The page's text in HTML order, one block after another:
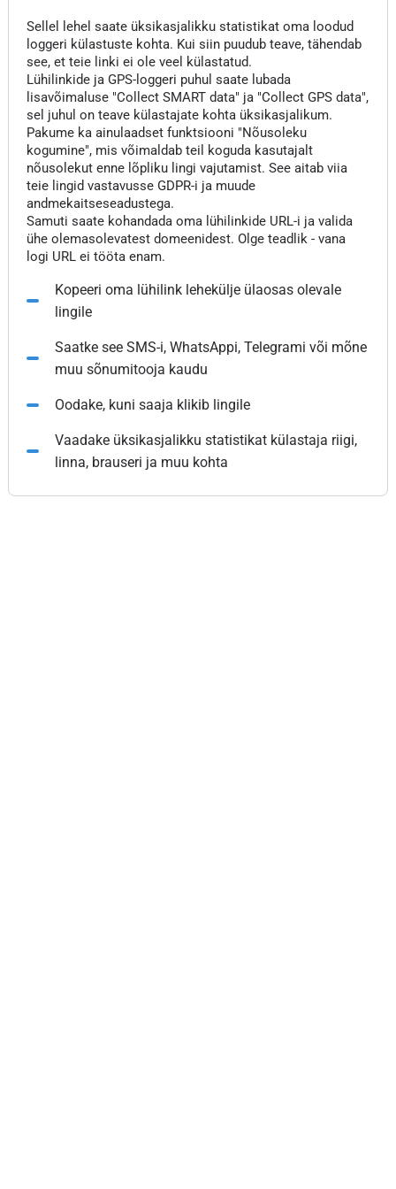
Sellel lehel saate üksikasjalikku statistikat oma loodud
loggeri külastuste kohta. Kui siin puudub teave, tähendab
see, et teie linki ei ole veel külastatud.
Lühilinkide ja GPS-loggeri puhul saate lubada
lisavõimaluse "Collect SMART data" ja "Collect GPS data",
sel juhul on teave külastajate kohta üksikasjalikum.
Pakume ka ainulaadset funktsiooni "Nõusoleku
kogumine", mis võimaldab teil koguda kasutajalt
nõusolekut enne lõpliku lingi vajutamist. See aitab viia
teie lingid vastavusse GDPR-i ja muude
andmekaitseseadustega.
Samuti saate kohandada oma lühilinkide URL-i ja valida
ühe olemasolevatest domeenidest. Olge teadlik - vana
logi URL ei tööta enam.
Kopeeri oma lühilink lehekülje ülaosas olevale
lingile
Saatke see SMS-i, WhatsAppi, Telegrami või mõne
muu sõnumitooja kaudu
Oodake, kuni saaja klikib lingile
Vaadake üksikasjalikku statistikat külastaja riigi,
linna, brauseri ja muu kohta